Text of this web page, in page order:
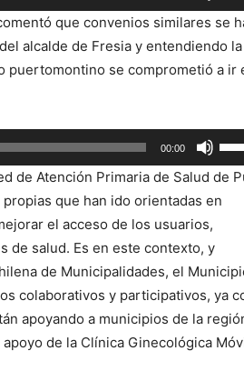
las
de
para
o
que convenios similares se
alcalde de Fresia y entendiendo la
puertomontino se comprometió a ir
00:00
las
de
para
o
de Atención Primaria de Salud de
que han ido orientadas en
el acceso de los usuarios,
de salud. Es en este contexto, y
de Municipalidades, el
colaborativos y participativos, ya
apoyando a municipios de la
de la Clínica Ginecológica